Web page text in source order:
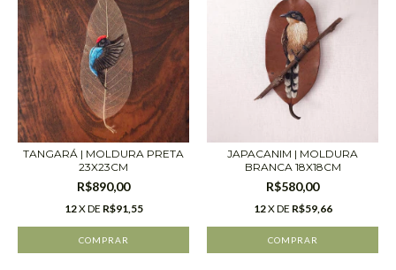
TANGARÁ | MOLDURA PRETA
23X23CM
R$890,00
12X DE R$91,55
JAPACANIM | MOLDURA
BRANCA 18X18CM
R$580,00
12X DE R$59,66